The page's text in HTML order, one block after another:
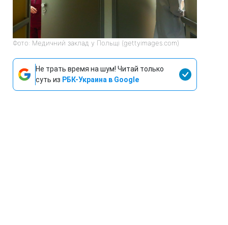
Фото: Медичний заклад у Польщі (gettyimages.com)
Не трать время на шум! Читай только
суть из РБК-Украина в Google